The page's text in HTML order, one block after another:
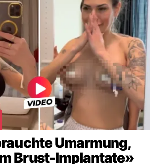
Umarmung,
Brust-Implantate»